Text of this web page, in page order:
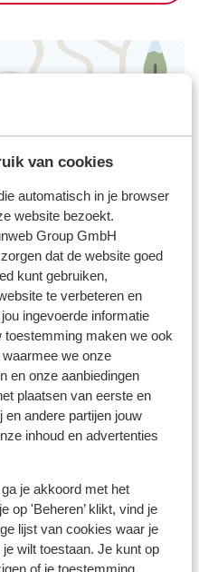
van cookies
automatisch in je browser
website bezoekt.
Group GmbH
dat de website goed
kunt gebruiken,
te verbeteren en
ingevoerde informatie
toestemming maken we ook
we onze
en onze aanbiedingen
plaatsen van eerste en
andere partijen jouw
inhoud en advertenties
je akkoord met het
op 'Beheren’ klikt, vind je
lijst van cookies waar je
wilt toestaan. Je kunt op
of je toestemming
lit et
prix. la
pas
petit
150 mètres
ski environ 100
de ski environ 200
mécaniques
proches environ 15
de ski